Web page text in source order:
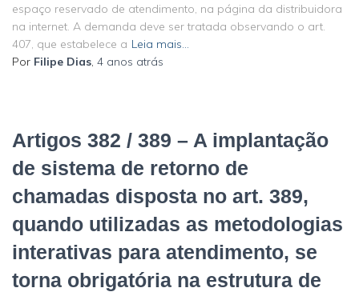
espaço reservado de atendimento, na página da distribuidora
na internet. A demanda deve ser tratada observando o art.
407, que estabelece a Leia mais…
Por Filipe Dias, 4 anos atrás
Artigos 382 / 389 – A implantação
de sistema de retorno de
chamadas disposta no art. 389,
quando utilizadas as metodologias
interativas para atendimento, se
torna obrigatória na estrutura de